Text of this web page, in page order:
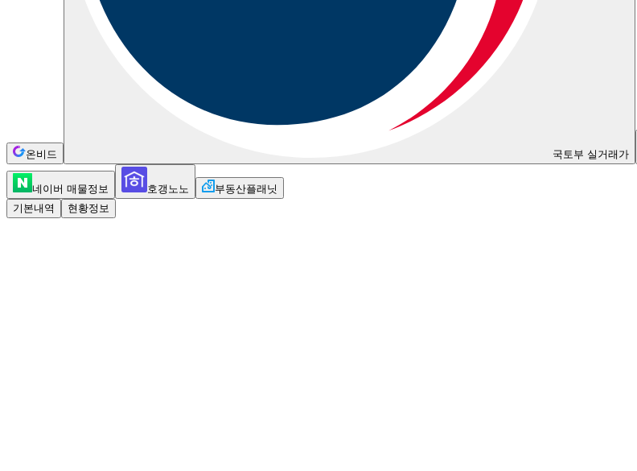
온비드 국토부 실거래가
네이버 매물정보 호갱노노
부동산플래닛
기본내역
현황정보